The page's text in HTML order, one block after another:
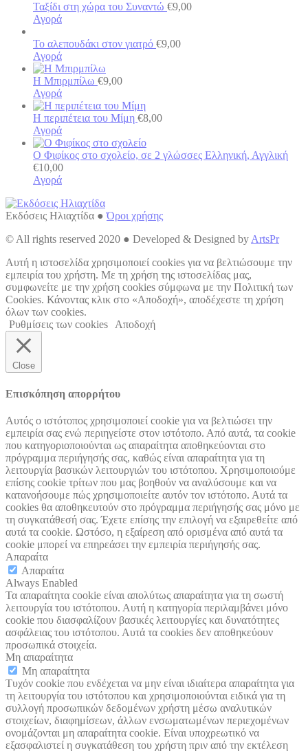
Ταξίδι στη χώρα του Συναντώ €9,00
Αγορά
Το αλεπουδάκι στον γιατρό €9,00
Αγορά
Η Μπιρμπίλω €9,00
Αγορά
Η περιπέτεια του Μίμη €8,00
Αγορά
Ο Φιφίκος στο σχολείο, σε 2 γλώσσες Ελληνική, Αγγλική
€10,00
Αγορά
Εκδόσεις Ηλιαχτίδα ●Όροι χρήσης
© All rights reserved 2020 ● Developed & Designed by ArtsPr
Go
to
Top
Αυτή η ιστοσελίδα χρησιμοποιεί cookies για να βελτιώσουμε την
εμπειρία του χρήστη. Με τη χρήση της ιστοσελίδας μας,
συμφωνείτε με την χρήση cookies σύμφωνα με την Πολιτική των
Cookies. Κάνοντας κλικ στο «Αποδοχή», αποδέχεστε τη χρήση
όλων των cookies.
Ρυθμίσεις των cookies
Αποδοχή
Close
Επισκόπηση απορρήτου
Αυτός ο ιστότοπος χρησιμοποιεί cookie για να βελτιώσει την
εμπειρία σας ενώ περιηγείστε στον ιστότοπο. Από αυτά, τα cookie
που κατηγοριοποιούνται ως απαραίτητα αποθηκεύονται στο
πρόγραμμα περιήγησής σας, καθώς είναι απαραίτητα για τη
λειτουργία βασικών λειτουργιών του ιστότοπου. Χρησιμοποιούμε
επίσης cookie τρίτων που μας βοηθούν να αναλύσουμε και να
κατανοήσουμε πώς χρησιμοποιείτε αυτόν τον ιστότοπο. Αυτά τα
cookies θα αποθηκευτούν στο πρόγραμμα περιήγησής σας μόνο με
τη συγκατάθεσή σας. Έχετε επίσης την επιλογή να εξαιρεθείτε από
αυτά τα cookie. Ωστόσο, η εξαίρεση από ορισμένα από αυτά τα
cookie μπορεί να επηρεάσει την εμπειρία περιήγησής σας.
Απαραίτα
Απαραίτα
Always Enabled
Τα απαραίτητα cookie είναι απολύτως απαραίτητα για τη σωστή
λειτουργία του ιστότοπου. Αυτή η κατηγορία περιλαμβάνει μόνο
cookie που διασφαλίζουν βασικές λειτουργίες και δυνατότητες
ασφάλειας του ιστότοπου. Αυτά τα cookies δεν αποθηκεύουν
προσωπικά στοιχεία.
Μη απαραίτητα
Μη απαραίτητα
Τυχόν cookie που ενδέχεται να μην είναι ιδιαίτερα απαραίτητα για
τη λειτουργία του ιστότοπου και χρησιμοποιούνται ειδικά για τη
συλλογή προσωπικών δεδομένων χρήστη μέσω αναλυτικών
στοιχείων, διαφημίσεων, άλλων ενσωματωμένων περιεχομένων
ονομάζονται μη απαραίτητα cookie. Είναι υποχρεωτικό να
εξασφαλιστεί η συγκατάθεση του χρήστη πριν από την εκτέλεση